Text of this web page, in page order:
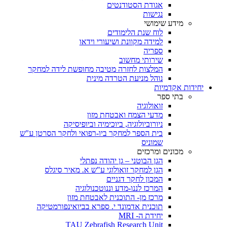
אגודת הסטודנטים
נגישות
מידע שימושי
לוח שנת הלימודים
למידה מקוונת ושיעורי וידאו
ספריה
שירותי מחשוב
המלצות לחזרה מטיבה מחופשת לידה למחקר
נוהל מניעת הטרדה מינית
יחידות אקדמיות
בתי ספר
זואולוגיה
מדעי הצמח ואבטחת מזון
ניורוביולוגיה, ביוכימיה וביופיסיקה
בית הספר למחקר ביו-רפואי ולחקר הסרטן ע"ש
שמוניס
מכונים ומרכזים
הגן הבוטני – גן יהודה נפתלי
הגן למחקר זואולוגי ע"ש א. מאיר סיגלס
המכון לחקר דגניים
המרכז לננו-מדע וננוטכנולוגיה
מרכז מן- התוכנית לאבטחת מזון
תוכנית אדמונד י. ספרא בביואינפורמטיקה
יחידת ה- MRI
TAU Zebrafish Research Unit